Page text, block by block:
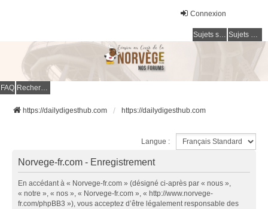
Connexion
Sujets sans réponse Sujets actifs
FAQ Rechercher
https://dailydigesthub.com https://dailydigesthub.com
Langue :
Norvege-fr.com - Enregistrement
En accédant à « Norvege-fr.com » (désigné ci-après par « nous »,
« notre », « nos », « Norvege-fr.com », « http://www.norvege-
fr.com/phpBB3 »), vous acceptez d’être légalement responsable des